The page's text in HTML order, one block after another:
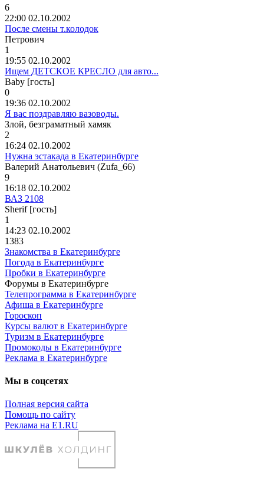
6
22:00 02.10.2002
После смены т.колодок
Петрович
1
19:55 02.10.2002
Ищем ДЕТСКОЕ КРЕСЛО для авто...
Baby [гость]
0
19:36 02.10.2002
Я вас поздравляю вазоводы.
Злой, безграматный хамяк
2
16:24 02.10.2002
Нужна эстакада в Екатеринбурге
Валерий Анатольевич (Zufa_66)
9
16:18 02.10.2002
ВАЗ 2108
Sherif [гость]
1
14:23 02.10.2002
1383
Знакомства в Екатеринбурге
Погода в Екатеринбурге
Пробки в Екатеринбурге
Форумы в Екатеринбурге
Телепрограмма в Екатеринбурге
Афиша в Екатеринбурге
Гороскоп
Курсы валют в Екатеринбурге
Туризм в Екатеринбурге
Промокоды в Екатеринбурге
Реклама в Екатеринбурге
Мы в соцсетях
Полная версия сайта
Помощь по сайту
Реклама на E1.RU